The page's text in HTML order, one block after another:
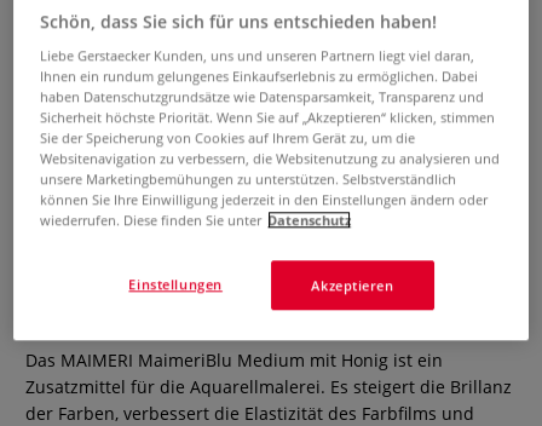
MAIMERI MaimeriBlu Medium mit
0 Bewertungen
Das MAIMERI MaimeriBlu Medium mit Honig ist ein
Zusatzmittel für die Aquarellmalerei. Es steigert die Brillanz
der Farben, verbessert die Elastizität des Farbfilms und
Schön, dass Sie sich für uns entschieden haben!
Liebe Gerstaecker Kunden, uns und unseren Partnern liegt viel daran,
Ihnen ein rundum gelungenes Einkaufserlebnis zu ermöglichen. Dabei
haben Datenschutzgrundsätze wie Datensparsamkeit, Transparenz und
Sicherheit höchste Priorität. Wenn Sie auf „Akzeptieren“ klicken, stimmen
Sie der Speicherung von Cookies auf Ihrem Gerät zu, um die
Websitenavigation zu verbessern, die Websitenutzung zu analysieren und
unsere Marketingbemühungen zu unterstützen. Selbstverständlich
können Sie Ihre Einwilligung jederzeit in den Einstellungen ändern oder
wiederrufen. Diese finden Sie unter Datenschutz
Akzeptieren
Einstellungen